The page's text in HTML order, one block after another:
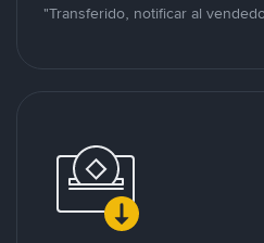
"Transferido, notificar al